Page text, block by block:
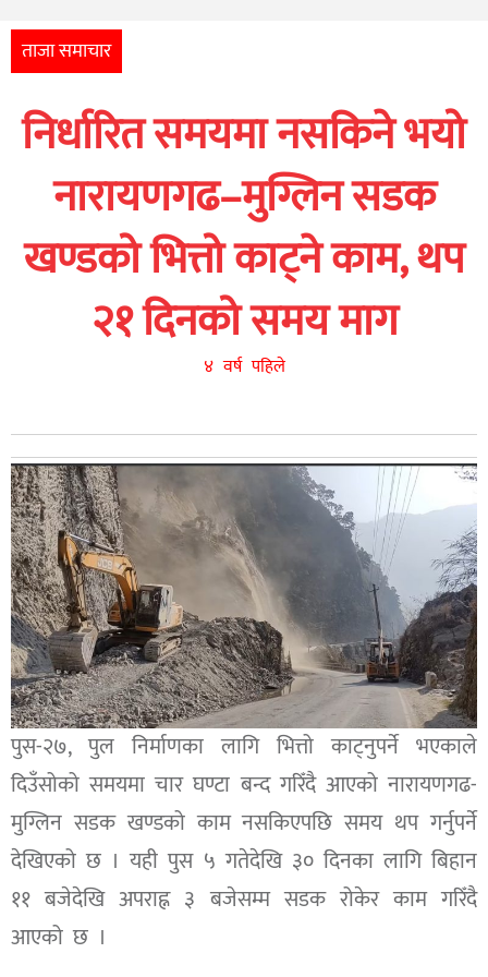
आर्थिक
नेपाली
युनिकोड
ताजा समाचार
निर्धारित समयमा नसकिने भयो
नारायणगढ–मुग्लिन सडक
खण्डको भित्तो काट्ने काम, थप
२१ दिनको समय माग
४ वर्ष पहिले
पुस-२७, पुल निर्माणका लागि भित्तो काट्नुपर्ने भएकाले
दिउँसोको समयमा चार घण्टा बन्द गरिँदै आएको नारायणगढ-
मुग्लिन सडक खण्डको काम नसकिएपछि समय थप गर्नुपर्ने
देखिएको छ । यही पुस ५ गतेदेखि ३० दिनका लागि बिहान
११ बजेदेखि अपराह्न ३ बजेसम्म सडक रोकेर काम गरिँदै
आएको छ ।